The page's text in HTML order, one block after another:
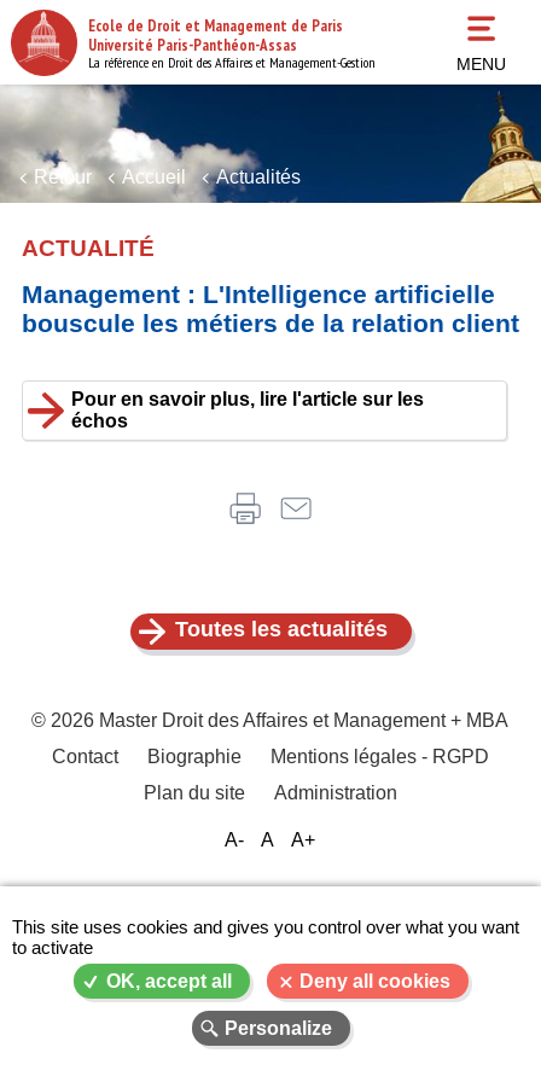
Aller
au
contenu
principal
Ecole de Droit et Management de Paris
Université Paris-Panthéon-Assas
La référence en Droit des Affaires et Management-Gestion MENU
Retour Accueil Actualités
ACTUALITÉ
Management : L'Intelligence artificielle
bouscule les métiers de la relation client
Pour en savoir plus, lire l'article sur les
échos
Toutes les actualités
© 2026 Master Droit des Affaires et Management + MBA
Contact Biographie
Mentions légales - RGPD
Plan du site
Administration
A- A A+
This site uses cookies and gives you control over what you want
to activate
OK, accept all
Deny all cookies
Personalize